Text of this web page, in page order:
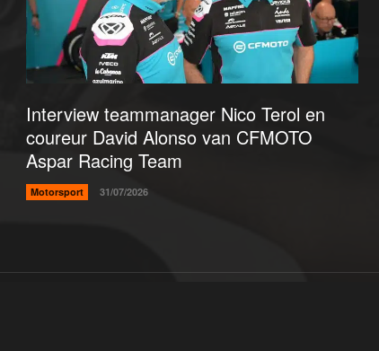
Interview teammanager Nico Terol en
coureur David Alonso van CFMOTO
Aspar Racing Team
Motorsport 31/07/2026